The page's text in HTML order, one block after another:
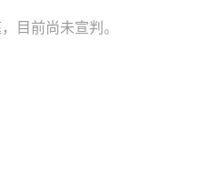
目前尚未宣判。